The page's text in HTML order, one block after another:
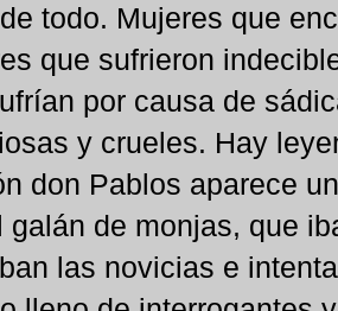
todo. Mujeres que
que sufrieron
por causa de
y crueles. Hay
don Pablos aparece
galán de monjas, que
las novicias e